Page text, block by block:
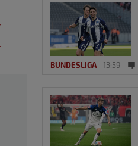
BUNDESLIGA 13:59